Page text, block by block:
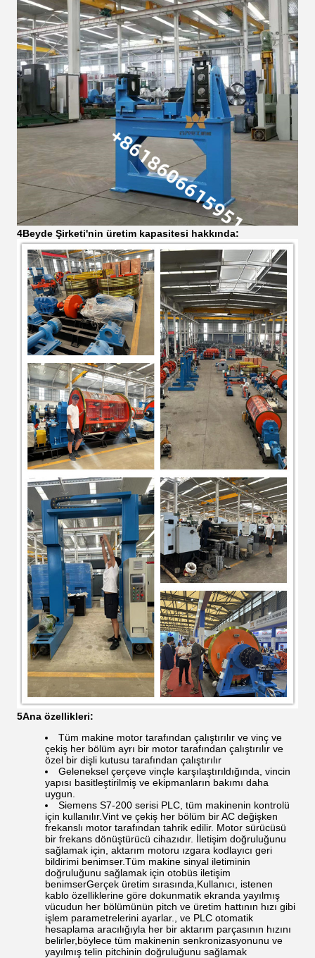
4Beyde Şirketi'nin üretim kapasitesi hakkında:
5Ana özellikleri:
Tüm makine motor tarafından çalıştırılır ve vinç ve
çekiş her bölüm ayrı bir motor tarafından çalıştırılır ve
özel bir dişli kutusu tarafından çalıştırılır
Geleneksel çerçeve vinçle karşılaştırıldığında, vincin
yapısı basitleştirilmiş ve ekipmanların bakımı daha
uygun.
Siemens S7-200 serisi PLC, tüm makinenin kontrolü
için kullanılır.Vint ve çekiş her bölüm bir AC değişken
frekanslı motor tarafından tahrik edilir. Motor sürücüsü
bir frekans dönüştürücü cihazıdır. İletişim doğruluğunu
sağlamak için, aktarım motoru ızgara kodlayıcı geri
bildirimi benimser.Tüm makine sinyal iletiminin
doğruluğunu sağlamak için otobüs iletişim
benimserGerçek üretim sırasında,Kullanıcı, istenen
kablo özelliklerine göre dokunmatik ekranda yayılmış
vücudun her bölümünün pitch ve üretim hattının hızı gibi
işlem parametrelerini ayarlar., ve PLC otomatik
hesaplama aracılığıyla her bir aktarım parçasının hızını
belirler,böylece tüm makinenin senkronizasyonunu ve
yayılmış telin pitchinin doğruluğunu sağlamak